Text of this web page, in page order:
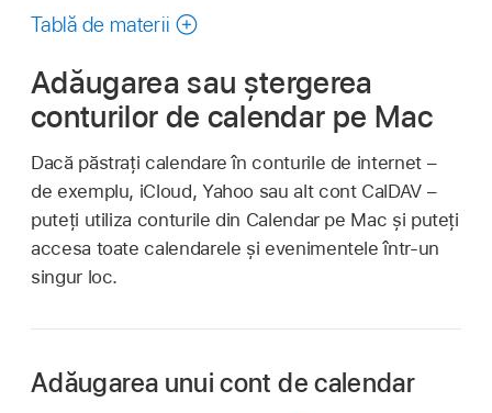
acest
Tablă de materii
Adăugarea sau ștergerea
conturilor de calendar pe Mac
Dacă păstrați calendare în conturile de internet –
de exemplu, iCloud, Yahoo sau alt cont CalDAV –
puteți utiliza conturile din Calendar pe Mac și puteți
accesa toate calendarele și evenimentele într-un
singur loc.
Adăugarea unui cont de calendar